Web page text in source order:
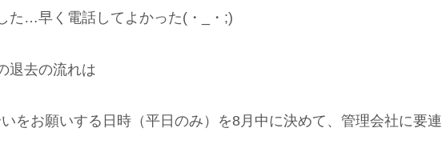
た…早く電話してよかった(・_・;)
退去の流れは
をお願いする日時（平日のみ）を8月中に決めて、管理会社に要連